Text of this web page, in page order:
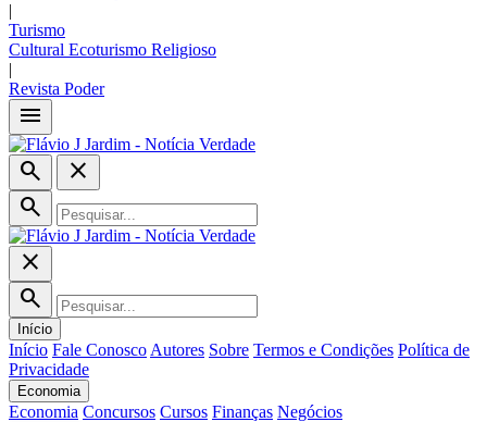
|
Turismo
Cultural Ecoturismo Religioso
|
Revista Poder
menu
search
close
search
close
search
Início
Início Fale Conosco Autores Sobre Termos e Condições Política de
Privacidade
Economia
Economia Concursos Cursos Finanças Negócios